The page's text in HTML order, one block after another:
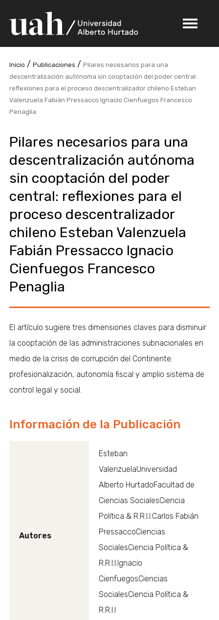
Inicio /Publicaciones /Pilares necesarios para una
descentralización autónoma sin cooptación del poder central:
reflexiones para el proceso descentralizador chileno Esteban
Valenzuela Fabián Pressacco Ignacio Cienfuegos Francesco
Penaglia
Pilares necesarios para una
descentralización autónoma
sin cooptación del poder
central: reflexiones para el
proceso descentralizador
chileno Esteban Valenzuela
Fabián Pressacco Ignacio
Cienfuegos Francesco
Penaglia
El artículo sugiere tres dimensiones claves para disminuir
la cooptación de las administraciones subnacionales en
medio de la crisis de corrupción del Continente:
profesionalización, autonomía fiscal y amplio sistema de
control legal y social.
Información de la Publicación
Autores
Esteban
ValenzuelaUniversidad
Alberto HurtadoFacultad de
Ciencias SocialesCiencia
Política & R.R.I.I.Carlos Fabián
PressaccoCiencias
SocialesCiencia Política &
R.R.I.I.Ignacio
CienfuegosCiencias
SocialesCiencia Política &
R.R.I.I